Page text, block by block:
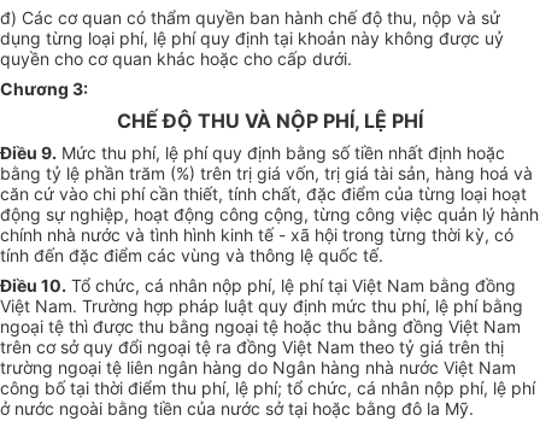
đ) Các cơ quan có thẩm quyền ban hành chế độ thu, nộp và sử
dụng từng loại phí, lệ phí quy định tại khoản này không được uỷ
quyền cho cơ quan khác hoặc cho cấp dưới.
Chương 3:
CHẾ ĐỘ THU VÀ NỘP PHÍ, LỆ PHÍ
Điều 9. Mức thu phí, lệ phí quy định bằng số tiền nhất định hoặc
bằng tỷ lệ phần trăm (%) trên trị giá vốn, trị giá tài sản, hàng hoá và
căn cứ vào chi phí cần thiết, tính chất, đặc điểm của từng loại hoạt
động sự nghiệp, hoạt động công cộng, từng công việc quản lý hành
chính nhà nước và tình hình kinh tế - xã hội trong từng thời kỳ, có
tính đến đặc điểm các vùng và thông lệ quốc tế.
Điều 10. Tổ chức, cá nhân nộp phí, lệ phí tại Việt Nam bằng đồng
Việt Nam. Trường hợp pháp luật quy định mức thu phí, lệ phí bằng
ngoại tệ thì được thu bằng ngoại tệ hoặc thu bằng đồng Việt Nam
trên cơ sở quy đổi ngoại tệ ra đồng Việt Nam theo tỷ giá trên thị
trường ngoại tệ liên ngân hàng do Ngân hàng nhà nước Việt Nam
công bố tại thời điểm thu phí, lệ phí; tổ chức, cá nhân nộp phí, lệ phí
ở nước ngoài bằng tiền của nước sở tại hoặc bằng đô la Mỹ.